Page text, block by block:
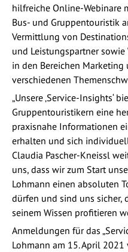
hilfreiche Online-Webinare
Bus- und Gruppentouristik
Vermittlung von
und Leistungspartner
in den Bereichen
verschiedenen
„Unsere ‚Service-Insights‘
Gruppentouristikern eine
praxisnahe Informationen
erhalten und sich
Claudia Pascher-Kneissl
uns, dass wir zum Start
Lohmann einen absoluten
dürfen und sind uns sicher,
seinem Wissen profitieren
Anmeldungen für das
Lohmann am 15. April